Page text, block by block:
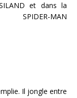
SILAND et dans la
MAN
Il jongle entre